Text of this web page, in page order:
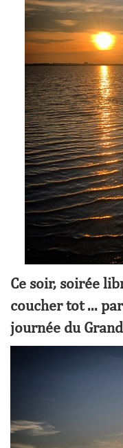
Ce soir, soirée
coucher tot ...
journée du